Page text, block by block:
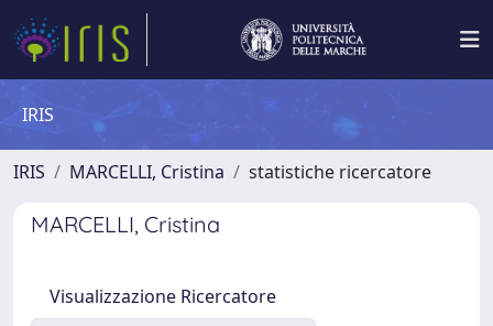
IRIS
IRIS MARCELLI, Cristina statistiche ricercatore
MARCELLI, Cristina
Visualizzazione Ricercatore